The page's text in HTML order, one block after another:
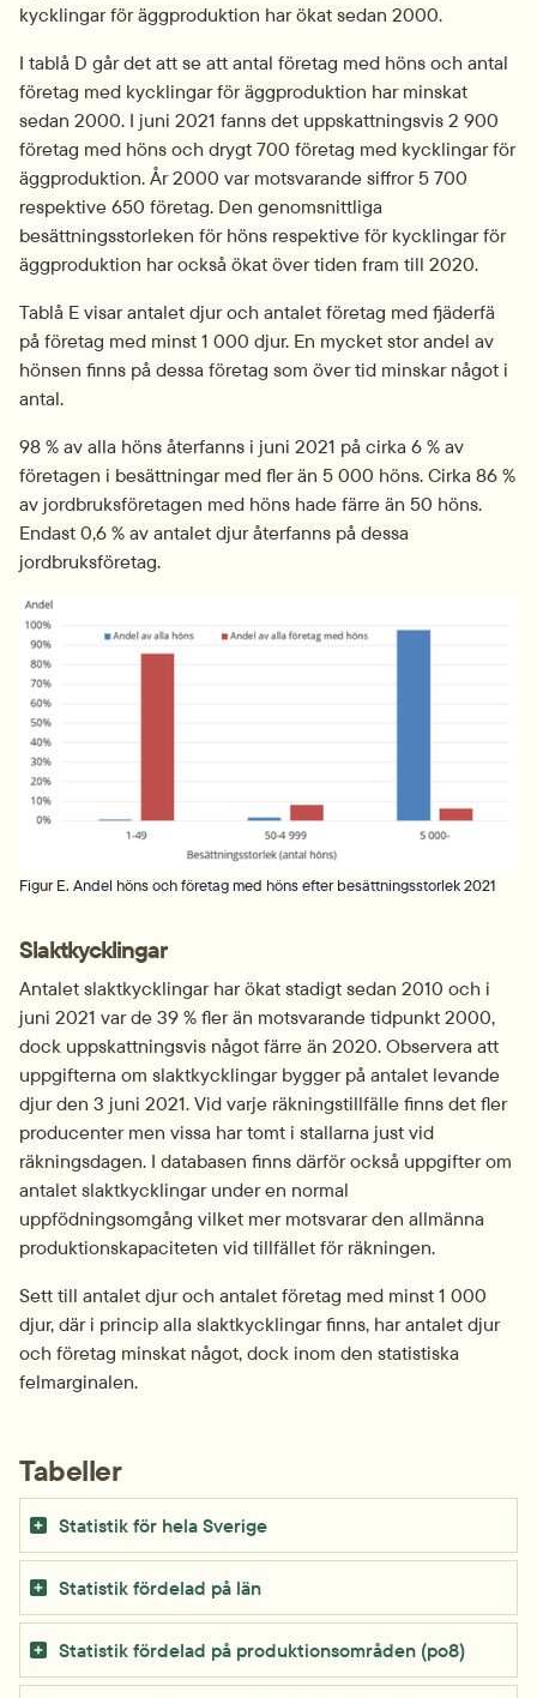
kycklingar för äggproduktion har ökat sedan 2000.
I tablå D går det att se att antal företag med höns och antal
företag med kycklingar för äggproduktion har minskat
sedan 2000. I juni 2021 fanns det uppskattningsvis 2 900
företag med höns och drygt 700 företag med kycklingar för
äggproduktion. År 2000 var motsvarande siffror 5 700
respektive 650 företag. Den genomsnittliga
besättningsstorleken för höns respektive för kycklingar för
äggproduktion har också ökat över tiden fram till 2020.
Tablå E visar antalet djur och antalet företag med fjäderfä
på företag med minst 1 000 djur. En mycket stor andel av
hönsen finns på dessa företag som över tid minskar något i
antal.
98 % av alla höns återfanns i juni 2021 på cirka 6 % av
företagen i besättningar med fler än 5 000 höns. Cirka 86 %
av jordbruksföretagen med höns hade färre än 50 höns.
Endast 0,6 % av antalet djur återfanns på dessa
jordbruksföretag.
Figur E. Andel höns och företag med höns efter besättningsstorlek 2021
Slaktkycklingar
Antalet slaktkycklingar har ökat stadigt sedan 2010 och i
juni 2021 var de 39 % fler än motsvarande tidpunkt 2000,
dock uppskattningsvis något färre än 2020. Observera att
uppgifterna om slaktkycklingar bygger på antalet levande
djur den 3 juni 2021. Vid varje räkningstillfälle finns det fler
producenter men vissa har tomt i stallarna just vid
räkningsdagen. I databasen finns därför också uppgifter om
antalet slaktkycklingar under en normal
uppfödningsomgång vilket mer motsvarar den allmänna
produktionskapaciteten vid tillfället för räkningen.
Sett till antalet djur och antalet företag med minst 1 000
djur, där i princip alla slaktkycklingar finns, har antalet djur
och företag minskat något, dock inom den statistiska
felmarginalen.
Tabeller
Statistik för hela Sverige
Statistik fördelad på län
Statistik fördelad på produktionsområden (po8)